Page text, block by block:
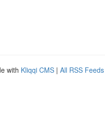
with Kliqqi CMS | All RSS Feeds